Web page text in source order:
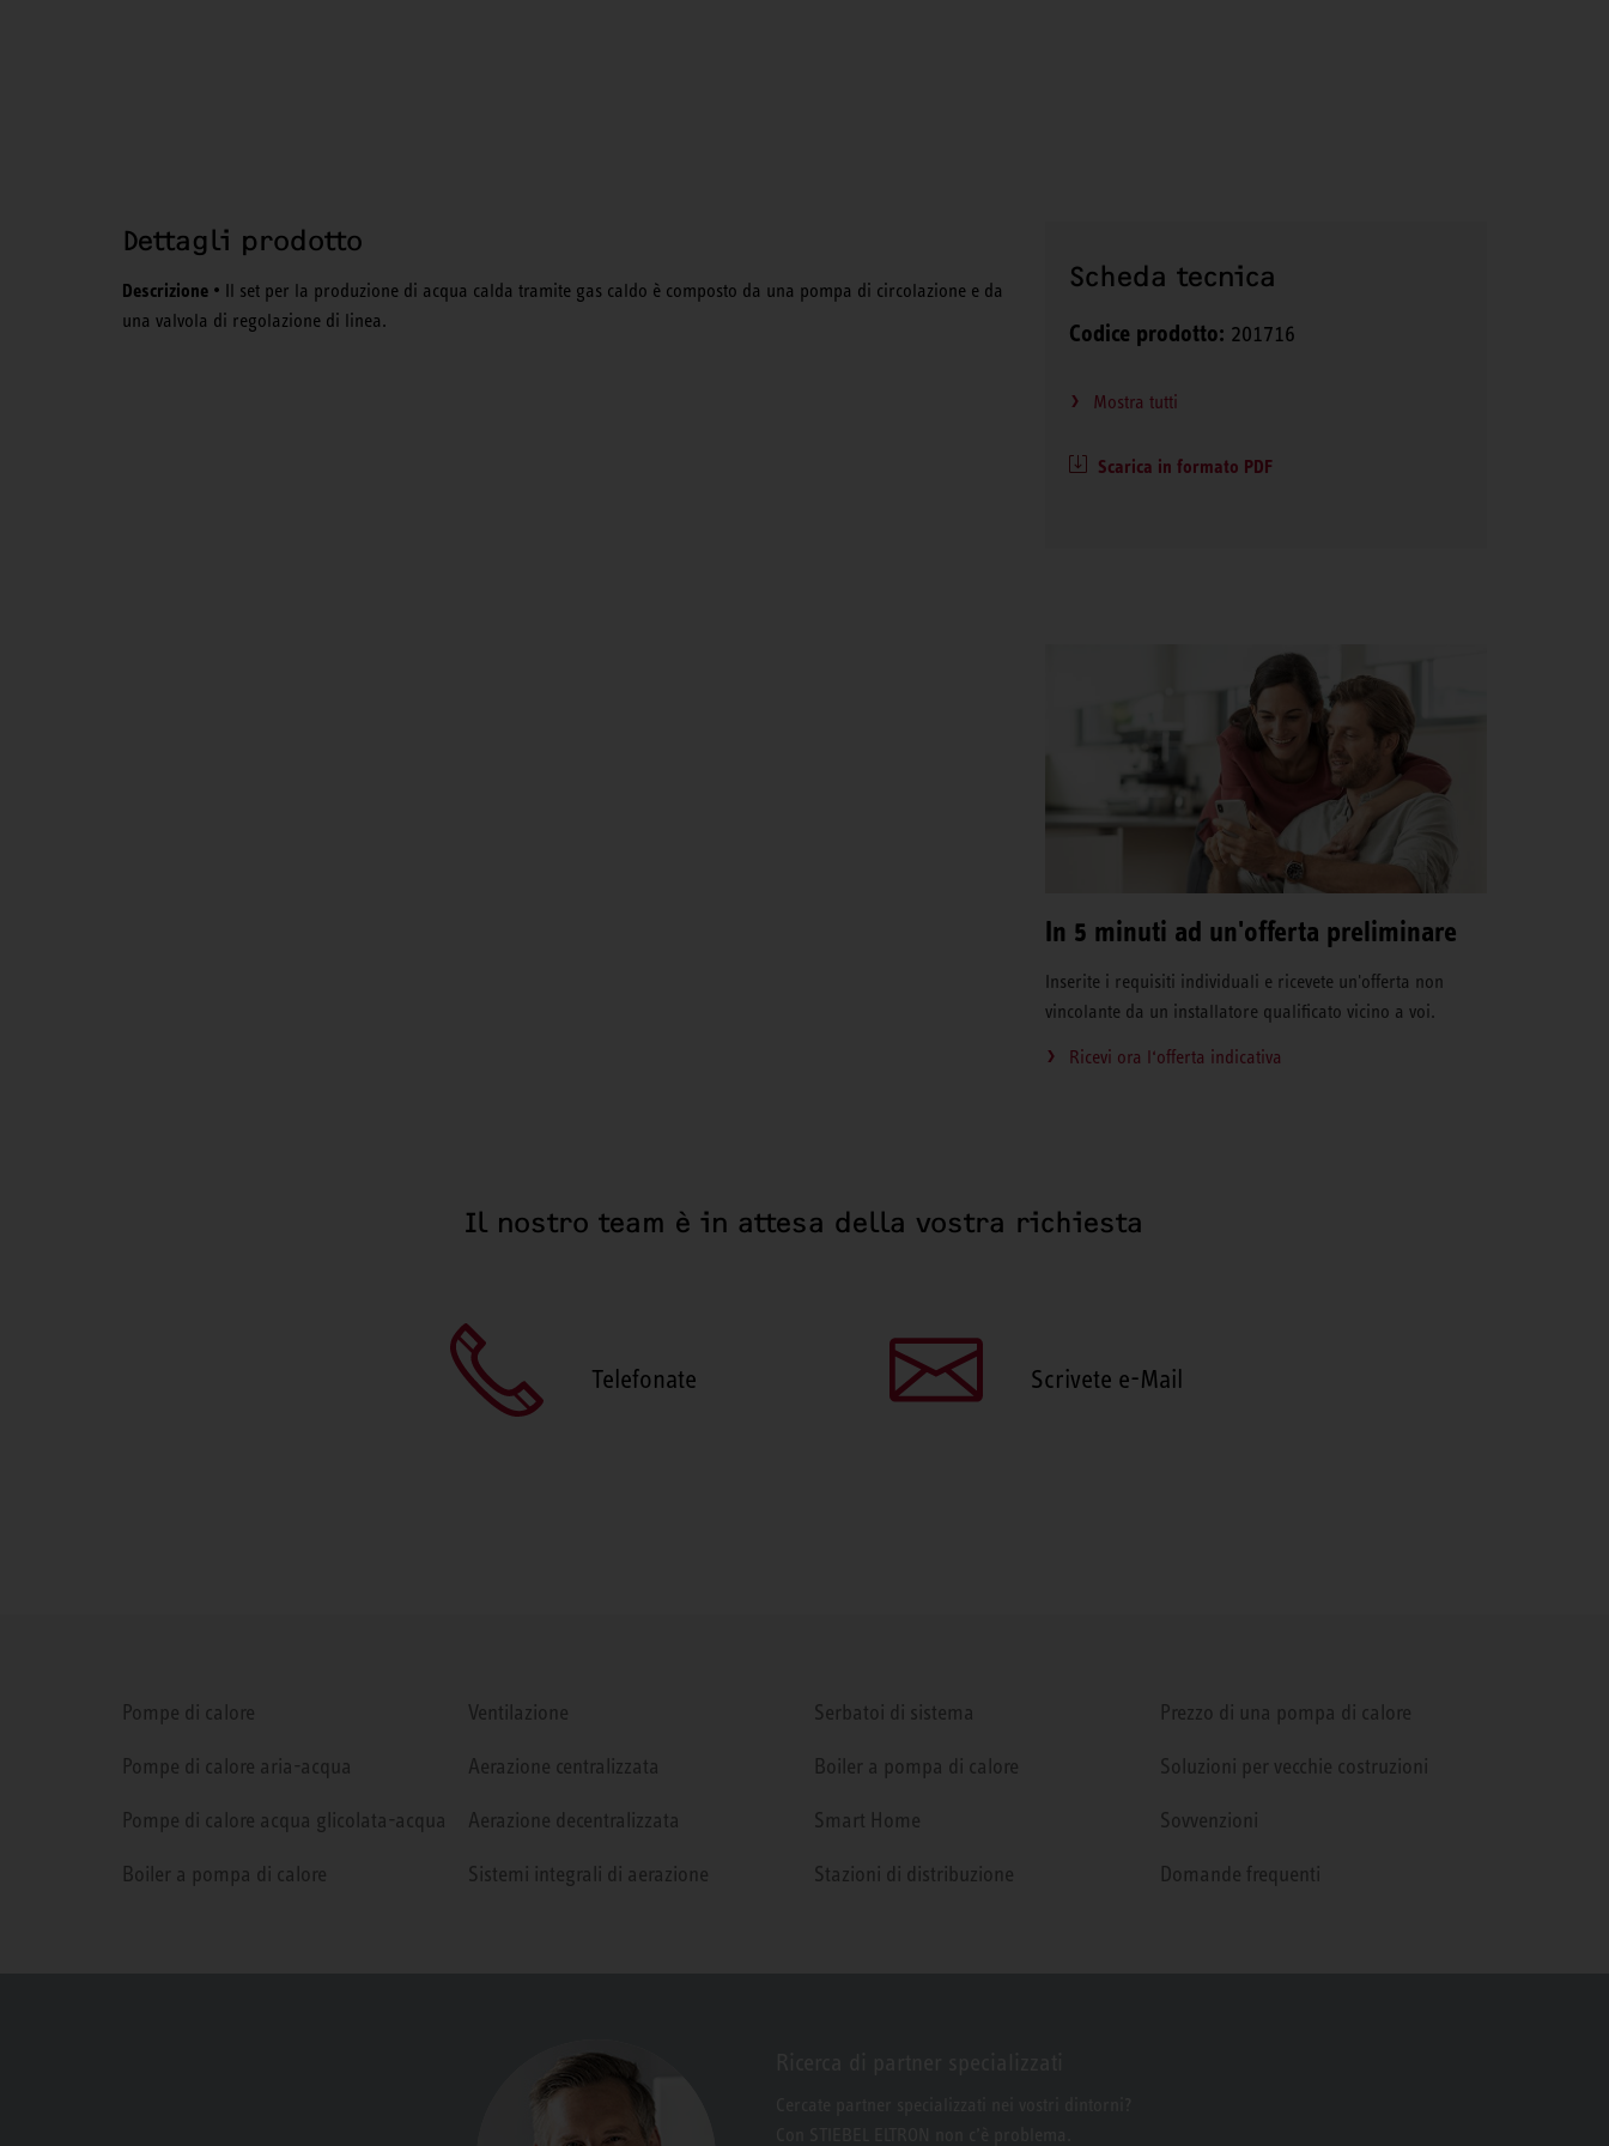
Dettagli prodotto
Descrizione • Il set per la produzione di acqua calda tramite gas caldo è composto da una pompa di circolazione e da
una valvola di regolazione di linea.
Scheda tecnica
Codice prodotto: 201716
Mostra tutti
Scarica in formato PDF
In 5 minuti ad un'offerta preliminare
Inserite i requisiti individuali e ricevete un'offerta non
vincolante da un installatore qualificato vicino a voi.
Ricevi ora l‘offerta indicativa
Il nostro team è in attesa della vostra richiesta
Telefonate Scrivete e-Mail
Pompe di calore
Pompe di calore aria-acqua
Pompe di calore acqua glicolata-acqua
Boiler a pompa di calore
Ventilazione
Aerazione centralizzata
Aerazione decentralizzata
Sistemi integrali di aerazione
Serbatoi di sistema
Boiler a pompa di calore
Smart Home
Stazioni di distribuzione
Prezzo di una pompa di calore
Soluzioni per vecchie costruzioni
Sovvenzioni
Domande frequenti